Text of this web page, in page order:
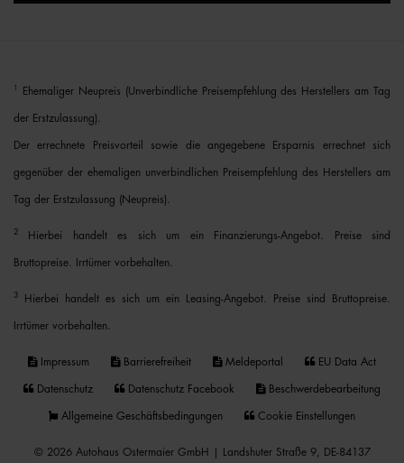
Ehemaliger Neupreis (Unverbindliche Preisempfehlung des Herstellers am Tag
der Erstzulassung).
Der errechnete Preisvorteil sowie die angegebene Ersparnis errechnet sich
gegenüber der ehemaligen unverbindlichen Preisempfehlung des Herstellers am
Tag der Erstzulassung (Neupreis).
2 Hierbei handelt es sich um ein Finanzierungs-Angebot. Preise sind
Bruttopreise. Irrtümer vorbehalten.
3 Hierbei handelt es sich um ein Leasing-Angebot. Preise sind Bruttopreise.
Irrtümer vorbehalten.
Impressum Barrierefreiheit Meldeportal EU Data Act
Datenschutz Datenschutz Facebook Beschwerdebearbeitung
Allgemeine Geschäftsbedingungen Cookie Einstellungen
© 2026 Autohaus Ostermaier GmbH | Landshuter Straße 9, DE-84137